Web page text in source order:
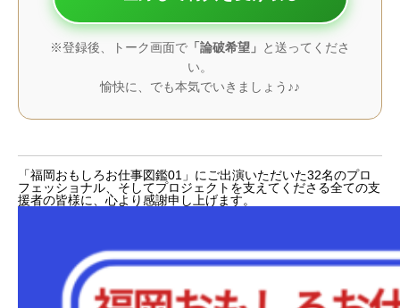
※登録後、トーク画面で 「論破希望」 と送ってくださ
い。
愉快に、でも本気でいきましょう♪♪
「福岡おもしろお仕事図鑑01」にご出演いただいた32名のプロ
フェッショナル、そしてプロジェクトを支えてくださる全ての支
援者の皆様に、心より感謝申し上げます。